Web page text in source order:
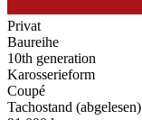
Privat
Baureihe
10th generation
Karosserieform
Coupé
Tachostand (abgelesen)